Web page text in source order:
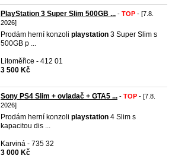
PlayStation 3 Super Slim 500GB ... - TOP - [7.8.
2026]
Prodám herní konzoli playstation 3 Super Slim s
500GB p ...
Litoměřice - 412 01
3 500 Kč
Sony PS4 Slim + ovladač + GTA5 ... - TOP - [7.8.
2026]
Prodám herní konzoli playstation 4 Slim s
kapacitou dis ...
Karviná - 735 32
3 000 Kč